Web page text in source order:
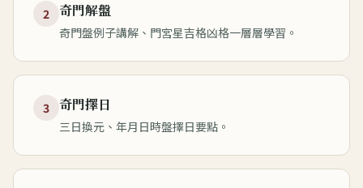
2 奇門解盤
奇門盤例子講解、門宮星吉格凶格一層層學習。
3 奇門擇日
三日換元、年月日時盤擇日要點。